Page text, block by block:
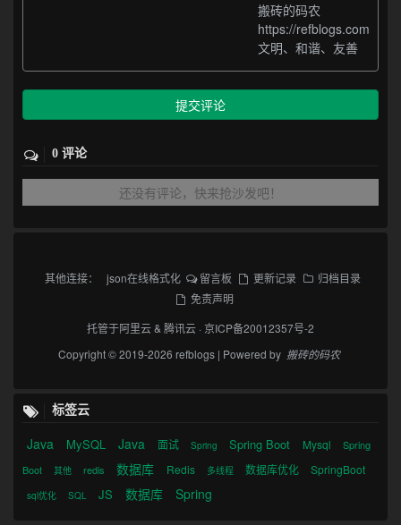
搬砖的码农
https://refblogs.com
文明、和谐、友善
提交评论
0 评论
还没有评论，快来抢沙发吧！
其他连接： json在线格式化 留言板 更新记录
归档目录
免责声明
托管于阿里云&腾讯云 ·京ICP备20012357号-2
Copyright © 2019-2026 refblogs | Powered by 搬砖的码农
标签云
Java MySQL Java 面试 Spring Spring Boot Mysql
Spring
Boot
其他 redis 数据库 Redis 多线程 数据库优化 SpringBoot
sql优化 SQL JS 数据库 Spring